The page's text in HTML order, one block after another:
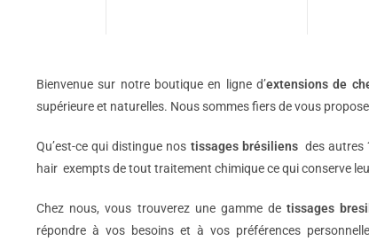
Bienvenue sur notre boutique en ligne d’extensions de
supérieure et naturelles. Nous sommes fiers de vous
Qu’est-ce qui distingue nos tissages brésiliensdes autres
hair exempts de tout traitement chimique ce qui conserve
Chez nous, vous trouverez une gamme detissages
répondre à vos besoins et à vos préférences